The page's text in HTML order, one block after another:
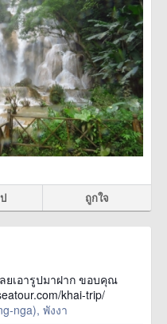
ถูกใจ
ยเอารูปมาฝาก ขอบคุณ
khai-trip/
nga), พังงา